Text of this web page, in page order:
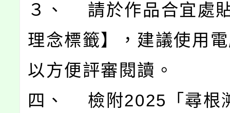
３、 請於作品合宜處
理念標籤】，建議使用
以方便評審閱讀。
四、 檢附2025「尋根